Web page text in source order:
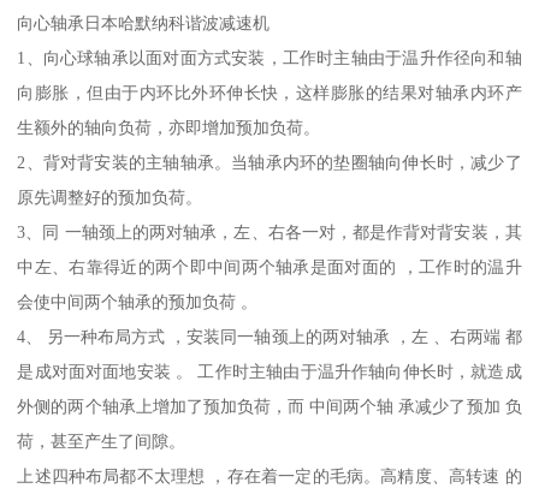
向心轴承日本哈默纳科谐波减速机
1、向心球轴承以面对面方式安装，工作时主轴由于温升作径向和轴
向膨胀，但由于内环比外环伸长快，这样膨胀的结果对轴承内环产
生额外的轴向负荷，亦即增加预加负荷。
2、背对背安装的主轴轴承。当轴承内环的垫圈轴向伸长时，减少了
原先调整好的预加负荷。
3、同 一轴颈上的两对轴承，左、右各一对，都是作背对背安装，其
中左、右靠得近的两个即中间两个轴承是面对面的 ，工作时的温升
会使中间两个轴承的预加负荷 。
4、 另一种布局方式 ，安装同一轴颈上的两对轴承 ，左 、右两端 都
是成对面对面地安装 。 工作时主轴由于温升作轴向伸长时，就造成
外侧的两个轴承上增加了预加负荷，而 中间两个轴 承减少了预加 负
荷，甚至产生了间隙。
上述四种布局都不太理想 ，存在着一定的毛病。高精度、高转速 的